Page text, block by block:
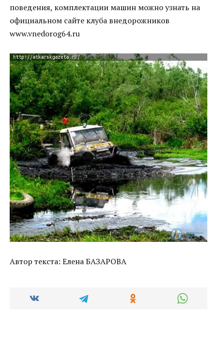
поведения, комплектации машин можно узнать на
официальном сайте клуба внедорожников
www.vnedorog64.ru
Автор текста: Елена БАЗАРОВА